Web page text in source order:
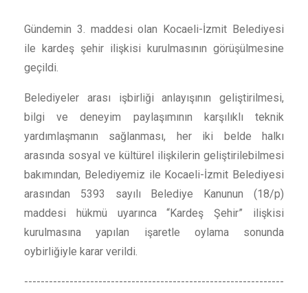
Gündemin 3. maddesi olan Kocaeli-İzmit Belediyesi
ile kardeş şehir ilişkisi kurulmasının görüşülmesine
geçildi.
Belediyeler arası işbirliği anlayışının geliştirilmesi,
bilgi ve deneyim paylaşımının karşılıklı teknik
yardımlaşmanın sağlanması, her iki belde halkı
arasında sosyal ve kültürel ilişkilerin geliştirilebilmesi
bakımından, Belediyemiz ile Kocaeli-İzmit Belediyesi
arasından 5393 sayılı Belediye Kanunun (18/p)
maddesi hükmü uyarınca “Kardeş Şehir” ilişkisi
kurulmasına yapılan işaretle oylama sonunda
oybirliğiyle karar verildi.
---------------------------------------------------------------